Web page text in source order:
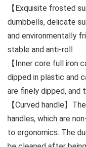
【Exquisite frosted
dumbbells, delicate
and environmentally
stable and anti-roll
【Inner core full iron
dipped in plastic and
are finely dipped, and
【Curved handle】
handles, which are
to ergonomics. The